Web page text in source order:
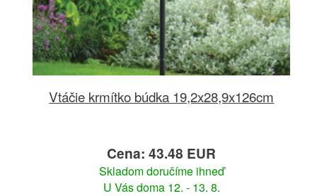
Vtáčie krmítko búdka 19,2x28,9x126cm
Cena: 43.48 EUR
Skladom doručíme ihneď
U Vás doma 12. - 13. 8.